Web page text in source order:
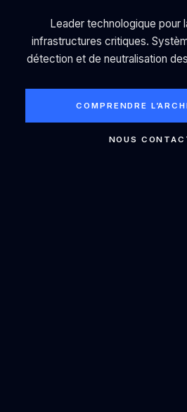
Leader technologique pour
infrastructures critiques.
détection et de neutralisation
COMPRENDRE
NOUS